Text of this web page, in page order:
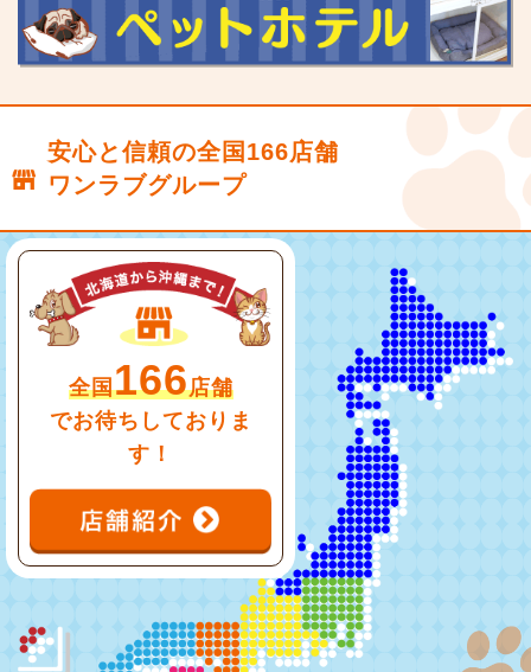
安心と信頼の全国166店舗
ワンラブグループ
全国166店舗
でお待ちしておりま
す！